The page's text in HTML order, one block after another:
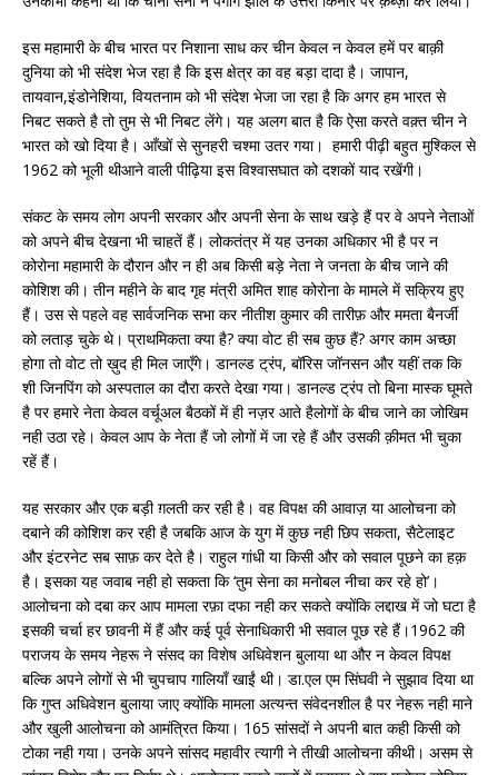
इस महामारी के बीच भारत पर निशाना साध कर चीन केवल न केवल हमें पर बाक़ी
दुनिया को भी संदेश भेज रहा है कि इस क्षेत्र का वह बड़ा दादा है। जापान,
तायवान,इंडोनेशिया, वियतनाम को भी संदेश भेजा जा रहा है कि अगर हम भारत से
निबट सकते है तो तुम से भी निबट लेंगे। यह अलग बात है कि ऐसा करते वक़्त चीन ने
भारत को खो दिया है। आँखों से सुनहरी चश्मा उतर गया। हमारी पीढ़ी बहुत मुश्किल से
1962 को भूली थीआने वाली पीढ़िया इस विश्वासघात को दशकों याद रखेंगी।
संकट के समय लोग अपनी सरकार और अपनी सेना के साथ खड़े हैं पर वे अपने नेताओं
को अपने बीच देखना भी चाहतें हैं। लोकतंत्र में यह उनका अधिकार भी है पर न
कोरोना महामारी के दौरान और न ही अब किसी बड़े नेता ने जनता के बीच जाने की
कोशिश की। तीन महीने के बाद गृह मंत्री अमित शाह कोरोना के मामले में सक्रिय हुए
हैं। उस से पहले वह सार्वजनिक सभा कर नीतीश कुमार की तारीफ़ और ममता बैनर्जी
को लताड़ चुके थे। प्राथमिकता क्या है? क्या वोट ही सब कुछ हैं? अगर काम अच्छा
होगा तो वोट तो ख़ुद ही मिल जाएँगे। डानल्ड ट्रंप, बॉरिस जॉनसन और यहीं तक कि
शी जिनपिंग को अस्पताल का दौरा करते देखा गया। डानल्ड ट्रंप तो बिना मास्क घूमते
है पर हमारे नेता केवल वर्चूअल बैठकों में ही नज़र आते हैलोगों के बीच जाने का जोखिम
नही उठा रहे। केवल आप के नेता हैं जो लोगों में जा रहे हैं और उसकी क़ीमत भी चुका
रहें हैं।
यह सरकार और एक बड़ी ग़लती कर रही है। वह विपक्ष की आवाज़ या आलोचना को
दबाने की कोशिश कर रही है जबकि आज के युग में कुछ नही छिप सकता, सैटेलाइट
और इंटरनेट सब साफ़ कर देते है। राहुल गांधी या किसी और को सवाल पूछने का हक़
है। इसका यह जवाब नही हो सकता कि ‘तुम सेना का मनोबल नीचा कर रहे हो’।
आलोचना को दबा कर आप मामला रफ़ा दफा नही कर सकते क्योंकि लद्दाख में जो घटा है
इसकी चर्चा हर छावनी में हैं और कई पूर्व सेनाधिकारी भी सवाल पूछ रहे हैं।1962 की
पराजय के समय नेहरू ने संसद का विशेष अधिवेशन बुलाया था और न केवल विपक्ष
बल्कि अपने लोगों से भी चुपचाप गालियाँ खाईं थी। डा.एल एम सिंघवी ने सुझाव दिया था
कि गुप्त अधिवेशन बुलाया जाए क्योंकि मामला अत्यन्त संवेदनशील है पर नेहरू नही माने
और खुली आलोचना को आमंत्रित किया। 165 सांसदों ने अपनी बात कही किसी को
टोका नही गया। उनके अपने सांसद महावीर त्यागी ने तीखी आलोचना कीथी। असम से